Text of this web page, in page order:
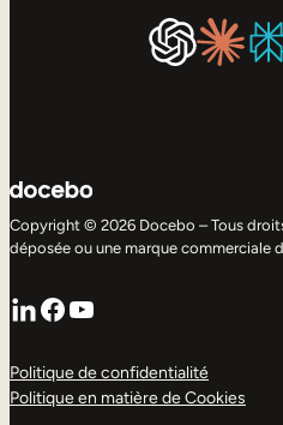
Copyright © 2026 Docebo – Tous
déposée ou une marque commerciale
LinkedIn
Facebook
YouTube
Politique de confidentialité
Politique en matière de Cookies